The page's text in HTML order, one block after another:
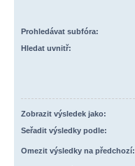
Prohledávat subfóra:
Hledat uvnitř:
Zobrazit výsledek jako:
Seřadit výsledky podle:
Omezit výsledky na předchozí: